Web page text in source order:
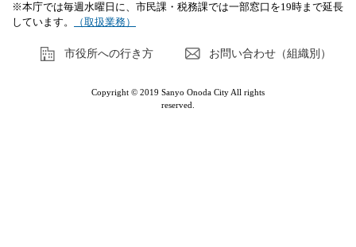
※本庁では毎週水曜日に、市民課・税務課では一部窓口を19時まで延長
しています。
（取扱業務）
市役所への行き方 お問い合わせ（組織別）
Copyright © 2019 Sanyo Onoda City All rights
reserved.